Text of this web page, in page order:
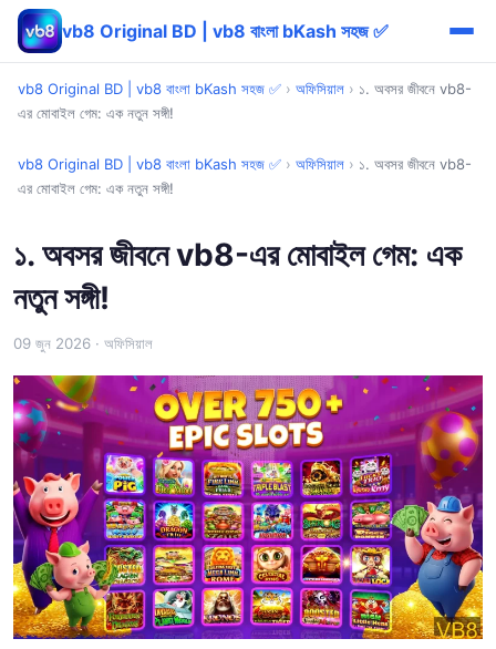
vb8 Original BD | vb8 বাংলা bKash সহজ ✅
vb8 Original BD | vb8 বাংলা bKash সহজ ✅ › অফিসিয়াল › ১. অবসর জীবনে vb8-
এর মোবাইল গেম: এক নতুন সঙ্গী!
vb8 Original BD | vb8 বাংলা bKash সহজ ✅ › অফিসিয়াল › ১. অবসর জীবনে vb8-
এর মোবাইল গেম: এক নতুন সঙ্গী!
১. অবসর জীবনে vb8-এর মোবাইল গেম: এক
নতুন সঙ্গী!
09 জুন 2026 · অফিসিয়াল